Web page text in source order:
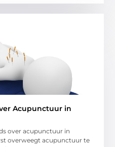
Acupunctuur in
over acupunctuur in
overweegt acupunctuur te